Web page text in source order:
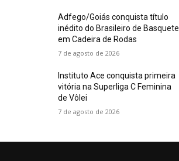
Adfego/Goiás conquista título
inédito do Brasileiro de Basquete
em Cadeira de Rodas
7 de agosto de 2026
Instituto Ace conquista primeira
vitória na Superliga C Feminina
de Vôlei
7 de agosto de 2026